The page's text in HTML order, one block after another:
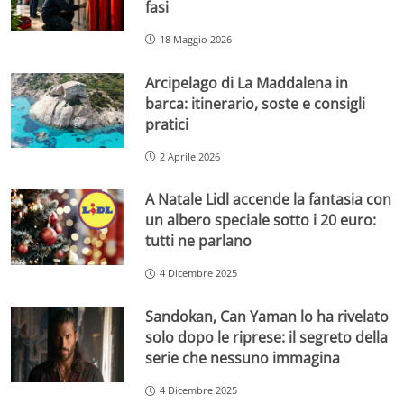
fasi
18 Maggio 2026
Arcipelago di La Maddalena in
barca: itinerario, soste e consigli
pratici
2 Aprile 2026
A Natale Lidl accende la fantasia con
un albero speciale sotto i 20 euro:
tutti ne parlano
4 Dicembre 2025
Sandokan, Can Yaman lo ha rivelato
solo dopo le riprese: il segreto della
serie che nessuno immagina
4 Dicembre 2025